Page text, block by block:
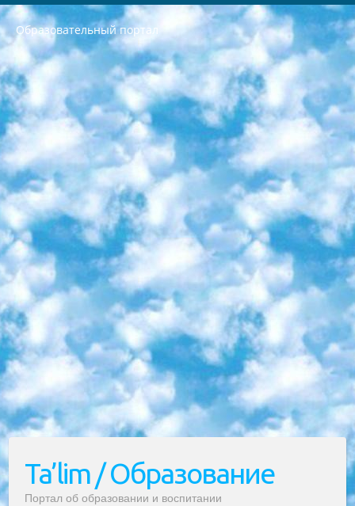
Образовательный портал
РЕСПУБЛИКА УЗБЕКИСТАН МИНИСТРЕРСТВО ДОШКОЛЬНОГО И ШКОЛЬНОГО ОБРАЗОВАНИЯ КОМАНДА в общеобразовательных учреждениях в 2023-2024 учебном году организация и проведение итоговой государственной аттестации обучающихся о Министра дошкольного и школьного образования Республики Узбекистан от 4 марта 2008 года (постановлением Минюста от 20 марта 2008 года № 1778 государственной регистрации) «Итоговое состояние учащихся общего среднего образования на основании положения об утверждении положения об аттестации общего среднего образования выпускной экзамен студентов в образовательных учреждениях в 2023-2024 учебном году В целях организации и прохождения аттестации приказываю: 1. Следующее: перечень предметов, по которым будет проводиться итоговая государственная аттестация и экзамен формы перевода согласно приложению 1; сертификаты международного образца, оценивающие уровень владения иностранными языками перечень согласно приложению 2; 2. Педагогический при специализированных образовательных учреждениях. научно-практический центр квалификации и международной оценки (Д.Давидова) 2024 г. До 25 марта: задания по предметам, по которым будет проводиться итоговая аттестация разработка и утверждение технических условий; итоговая аттестация на основании разработанного предметного задания разработка вопросов по предметам (устно и письменно), экзамен передача; общеобразовательные средние школы и специальные учебные заведения учащиеся выпускных классов школ и интернатов в агентской системе подготовка базы данных экзаменационных материалов и критериев оценки; перевод базы экзаменационных материалов на все языки обучения подать в Республиканский образовательный центр для изготовления; варианты экзаменов на основе разработанных контрольных материалов пусть будут поставлены задачи формирования. 3. Республиканский образовательный центр (Ш.Худайкулов) до 5 апреля 2024 года. до: база данных предоставленных экзаменационных материалов на все языки обучения перевод и экспертиза; для слепых, слабовидящих, глухих, слабослышащих и умственно отсталых детей учащиеся выпускных классов специализированных школ и школ-интернатов база данных экзаменационных материалов на всех преподаваемых языках подготовка критериев оценки; специализированные школы для умственно отсталых детей и технологии для учащихся выпускных классов школ-интернатов разработка соответствующих рекомендаций и критериев проведения ЕГЭ по естествознанию давать задания. 4. Педагогический при специализированных образовательных учреждениях. Научно-практический центр навыков и международной оценки (Д.Давидова), Республика образовательный центр (Худайкулов Ш.) итоговый государственный аттестационный экзамен ориентирован на творческое и логическое мышление при подготовке базы материалов учитывать введение заданий. 5. Следует отметить, что: сертификат государственного образца о знании общеобразовательного предмета и как минимум национальный уровень B1 по предметам на иностранных языках, указанным в Приложении 2. или международно признанный сертификат эквивалентного уровня студенты, изучающие определенный предмет, освобождаются от экзамена; по соответствующим предметам запланирована итоговая государственная аттестация за день до дня, путем жеребьевки Рабочей группой (в письменной форме по предметам, проводимым в форме) из числа сформированных вариантов выбрано 2 варианта; 2 выбранных варианта экзамена анонсированы на официальном сайте министерства и все выпускники по всей стране на основе этих вариантов проводит итоговую государственную аттестацию. 6. Государственное образование учащихся средних общеобразовательных учреждений. знания в соответствии с квалификационными требованиями, которые необходимо приобрести на основании стандартов итоговый (выпускной) контроль для 9 и 11 классов в целях тестирования Экзамены (далее – экзамены) состоят из предметов, перечисленных в приложении 1. будет сделано. 7. Экзамены пройдут с 26 мая по 15 июня 2024 г. (кроме науки физического воспитания). 8. Физическая для учащихся 9 классов общесредних образовательных учреждений. Экзамены по предмету «Образование, квалификация медицина» 1-6 мая 2024 года. сотрудники перевести под присмотр (с отклонениями в физическом или умственном развитии) специализированная школа для детей, школы-интернаты и со сколиозом школы-интернаты санаторного типа для больных детей исключены). 9. Он был слепым, слабовидящим и имел нарушения опорно-двигательного аппарата. экзамены в специализированных школах и интернатах для детей должны проводиться исходя из требований, предъявляемых к общеобразовательным учреждениям (физкультура кроме науки). 10. Специализированная школа для глухих и слабослышащих детей. и экзамены в интернатах и быть реализован в виде письменного теста по математике. 11. Специальность для умственно отсталых детей. Для 9 класса Родной язык и литературное письмо Государственный язык (язык обучения – узбекский). для неклассов) написано Математическое письмо Письменная/устная история Узбекистана Физическое воспитание практично Итоговый контроль Для 11 класса Написание родного языка и литературы (эссе) Математическое письмо Узбекский язык (обучение на узбекском языке) не посещающее общее среднее образование для учреждений)/Образовательное учреждение выбор письменный и устный Иностранный язык письменный/устный Письменная/устная история Узбекистана *По выбору студента:  Химия  Физика  Основы государственного права  География 10 бесплатных образовательных ресурсов - Мы составили подборку онлайн-проектов с интерактивными упражнениями, видеолекциями и статьями. Они помогут вам обрести новые и освежить старые знания бесплатно. 1. «ИНТУИТ» Старейшая образовательная площадка Рунета. Здесь вы найдёте сотни текстовых и видеокурсов на десятки различных тем — от программирования до психологии. Многие курсы подготовлены российскими университетами и крупными международными компаниями вроде Intel и Microsoft. Самостоятельное обучение бесплатное, но желающие могут оплатить услуги персональных наставников. 2. «Смартия» знакомит с актуальными профессиями и подсказывает, как им обучаться. Выбрав заинтересовавшую вас специальность — SMM-специалист, фотограф, веб-дизайнер или другую, — увидите список необходимых для неё умений. Чтобы вы могли освоить их самостоятельно, для каждого умения площадка отображает подборку ссылок на учебные материалы. Хотя «Смартия» ориентируется на русскоязычную аудиторию, часть контента всё же доступна только на английском. 3. «Лекторий Физтеха» Проект Московского физико-технического института (Физтеха). С его помощью вы можете смотреть онлайн серии лекций, записанные на видео в этом вузе. В числе доступных предметов — физика, биология, химия, информационные технологии и другие. К некоторым лекциям администрация ресурса прилагает готовые конспекты, которые можно скачивать в PDF-формате. 4. ITMOcourses Онлайн-площадка Санкт-Петербургского национального исследовательского университета информационных технологий, механики и оптики (ИТМО). Ресурс предоставляет свободный доступ к курсам, разработанным в этом вузе. Каталог материалов разбит на четыре категории: «Оптические системы и технологии», «Приборостроение и робототехника», «Информационные технологии» и «Биотехнологии». Курсы состоят из видеолекций, интерактивных демонстраций и заданий. 5. «КиберЛенинка» Электронная научная библиотека открытого доступа. Каталог площадки регулярно обрастает текстами статей из различных научных изданий. Сгруппированные по журналам и рубрикам публикации можно читать онлайн или скачивать целиком в PDF-формате. Проект нацелен на популяризацию науки за счёт открытого доступа к качественной информации. 6. «ПостНаука» На этом ресурсе публикуют подборки видеолекций, составленные экспертами из разных отраслей и объединённые общими темами. Среди них, к примеру, есть серии «Биоинформатика и геномика», «Культура средневековой Скандинавии» и Cinema Studies о теории кино. Каждая подборка лекций — логически связанная история, рассказанная экспертом от первого лица. Кроме того, на сайте появляются научно-образовательные статьи и тесты на разные темы. 7. «Newочём» Команда проекта «Newочём» отбирает самые интересные тексты из англоязычных СМИ и переводит те из них, за которые голосуют участники сообщества «ВКонтакте». По большей части это научно-популярные статьи. Редакторы придумывают лишь заголовки, в остальном содержание переводов соответствует оригиналам. Полные тексты можно читать прямо в социальной сети. 8. InternetUrok Онлайн-база материалов по основным дисциплинам школьной программы. Информация на сайте структурирована по классам, предметам и темам (урокам). Каждый урок состоит из видеолекций и конспектов. Есть также интерактивные тренажёры и тесты для закрепления пройденного материала. Даже если вы давно окончили школу, возможность повторить программу старших классов всегда может пригодиться. 9. Edutainme Ещё один ресурс об образовании. В отличие от Newtonew, как мне кажется, Edutainme больше ориентируется на представителей индустрии: педагогов, предпринимателей, разработчиков образовательных проектов. Но и любой, кто просто стремится к саморазвитию, найдёт на сайте много полезного и интересного для себя. Например, информацию о новых курсах и образовательных сервисах. 10. Newtonew Онлайн-медиа об образовании и обучении в широком смысле. Авторы Newtonew пишут об инструментах, заведениях, тактиках и стратегиях, которые помогают учить других и получать новые знания самостоятельно. На этой площадке вы найдёте новости, обзоры, аналитические мат
Ta’lim / Образование
Портал об образовании и воспитании